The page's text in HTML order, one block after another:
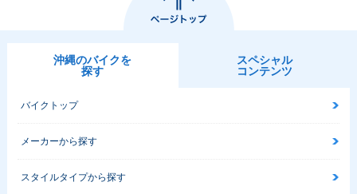
沖縄のバイクを
探す
スペシャル
コンテンツ
バイクトップ
メーカーから探す
スタイルタイプから探す